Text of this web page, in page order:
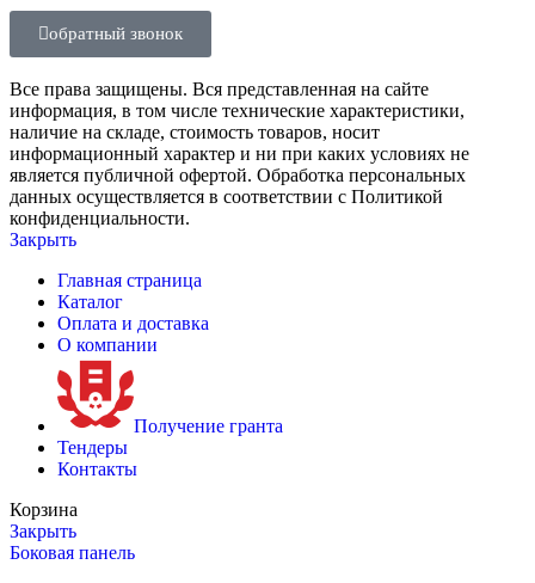
обратный звонок
Все права защищены. Вся представленная на сайте
информация, в том числе технические характеристики,
наличие на складе, стоимость товаров, носит
информационный характер и ни при каких условиях не
является публичной офертой. Обработка персональных
данных осуществляется в соответствии с Политикой
конфиденциальности.
Закрыть
Главная страница
Каталог
Оплата и доставка
О компании
Получение гранта
Тендеры
Контакты
Корзина
Закрыть
Боковая панель